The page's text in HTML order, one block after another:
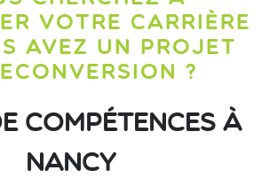
VOTRE CARRIÈRE
AVEZ UN PROJET
?
compétences à
Nancy